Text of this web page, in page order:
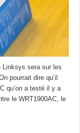
Linksys sera sur les
pourrait dire qu’il
qu’on a testé il y a
le WRT1900AC, le